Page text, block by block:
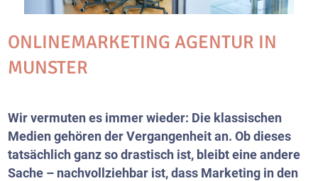
ONLINEMARKETING AGENTUR IN
MUNSTER
Wir vermuten es immer wieder: Die klassischen
Medien gehören der Vergangenheit an. Ob dieses
tatsächlich ganz so drastisch ist, bleibt eine andere
Sache – nachvollziehbar ist, dass Marketing in den